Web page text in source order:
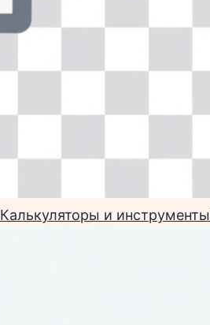
Калькуляторы и инструменты